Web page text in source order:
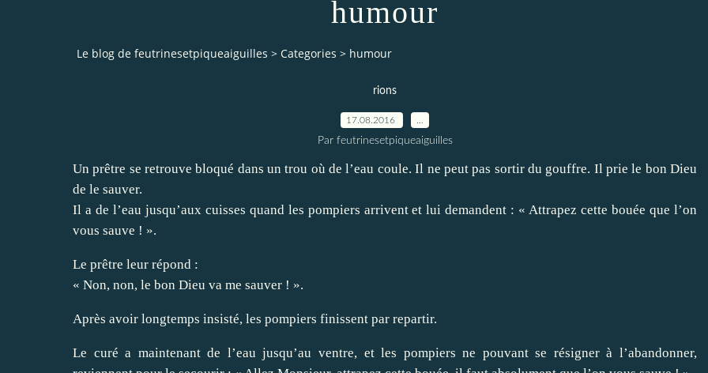
humour
Le blog de feutrinesetpiqueaiguilles > Categories > humour
rions
17.08.2016
Par feutrinesetpiqueaiguilles
Un prêtre se retrouve bloqué dans un trou où de l’eau coule. Il ne peut pas sortir du gouffre. Il prie le bon Dieu
de le sauver.
Il a de l’eau jusqu’aux cuisses quand les pompiers arrivent et lui demandent : « Attrapez cette bouée que l’on
vous sauve ! ».
Le prêtre leur répond :
« Non, non, le bon Dieu va me sauver ! ».
Après avoir longtemps insisté, les pompiers finissent par repartir.
Le curé a maintenant de l’eau jusqu’au ventre, et les pompiers ne pouvant se résigner à l’abandonner,